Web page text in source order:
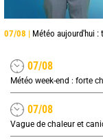
07/08 | Météo aujourd'hui :
07/08
Météo week-end : forte
07/08